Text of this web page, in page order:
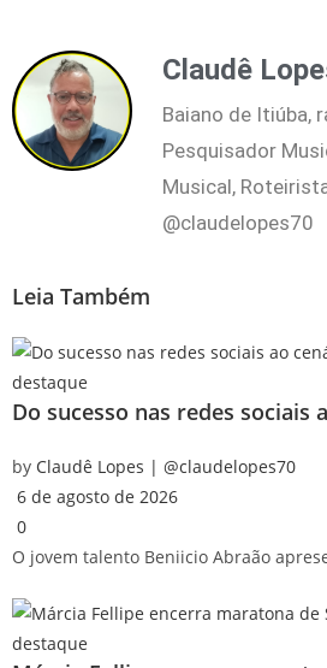
Claudê
Baiano de Itiúba,
Pesquisador
Musical,
@claudelopes70
Leia Também
destaque
Do sucesso nas redes sociais
by Claudê Lopes | @claudelopes70
6 de agosto de 2026
0
O jovem talento Beniicio Abraão
destaque